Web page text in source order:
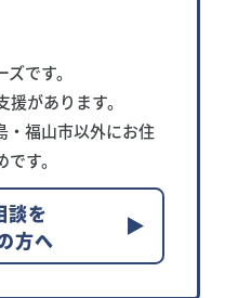
です。
があります。
福山市以外にお住
す。
談を
方へ